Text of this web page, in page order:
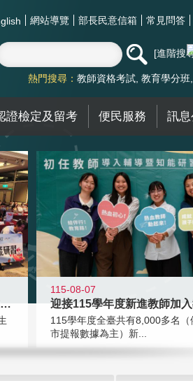
網站導覽 部長民意信箱 常見問答
進階搜
熱門搜尋： 教師資格考試 教育學分班
證檢定及留考 便民服務 訊
落實校園霸凌防制教育 強化專業知能
115-08-07
115學年度全臺共有8,000多名（
市提報數據為主）新...